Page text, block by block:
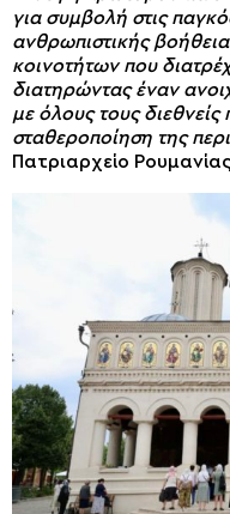
για συμβολή στις
ανθρωπιστικής
κοινοτήτων που
διατηρώντας έναν
με όλους τους
σταθεροποίηση της
Πατριαρχείο